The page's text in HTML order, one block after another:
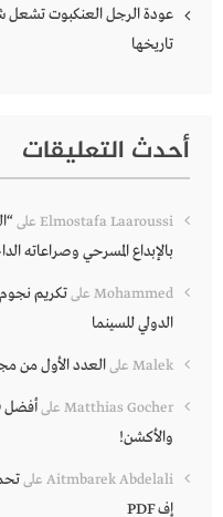
عودة الرجل العنكبوت تشعل
تاريخها
أحدث التعليقات
Elmostafa Laaroussi على
بالإبداع المسرحي وصراعاته
Mohammed علىتكريم نجوم
الدولي للسينما
Malek علىالعدد الأول من
Matthias Gocher على
والأكشن!
Aitmbarek Abdelali على
إف PDF